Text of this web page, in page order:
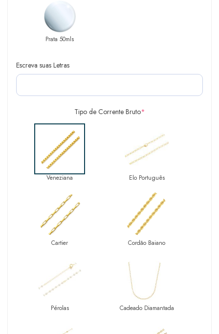
Prata 50mls
Escreva suas Letras
Tipo de Corrente Bruto*
Veneziana Elo Português
Cartier Cordão Baiano
Pérolas Cadeado Diamantada